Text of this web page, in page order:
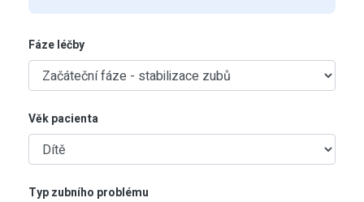
Fáze léčby
Věk pacienta
Typ zubního problému